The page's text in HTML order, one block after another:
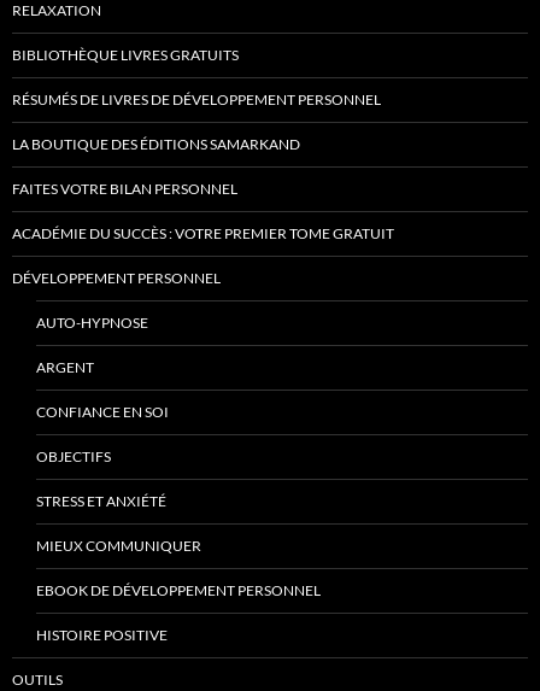
RELAXATION
BIBLIOTHÈQUE LIVRES GRATUITS
RÉSUMÉS DE LIVRES DE DÉVELOPPEMENT PERSONNEL
LA BOUTIQUE DES ÉDITIONS SAMARKAND
FAITES VOTRE BILAN PERSONNEL
ACADÉMIE DU SUCCÈS : VOTRE PREMIER TOME GRATUIT
DÉVELOPPEMENT PERSONNEL
AUTO-HYPNOSE
ARGENT
CONFIANCE EN SOI
OBJECTIFS
STRESS ET ANXIÉTÉ
MIEUX COMMUNIQUER
EBOOK DE DÉVELOPPEMENT PERSONNEL
HISTOIRE POSITIVE
OUTILS